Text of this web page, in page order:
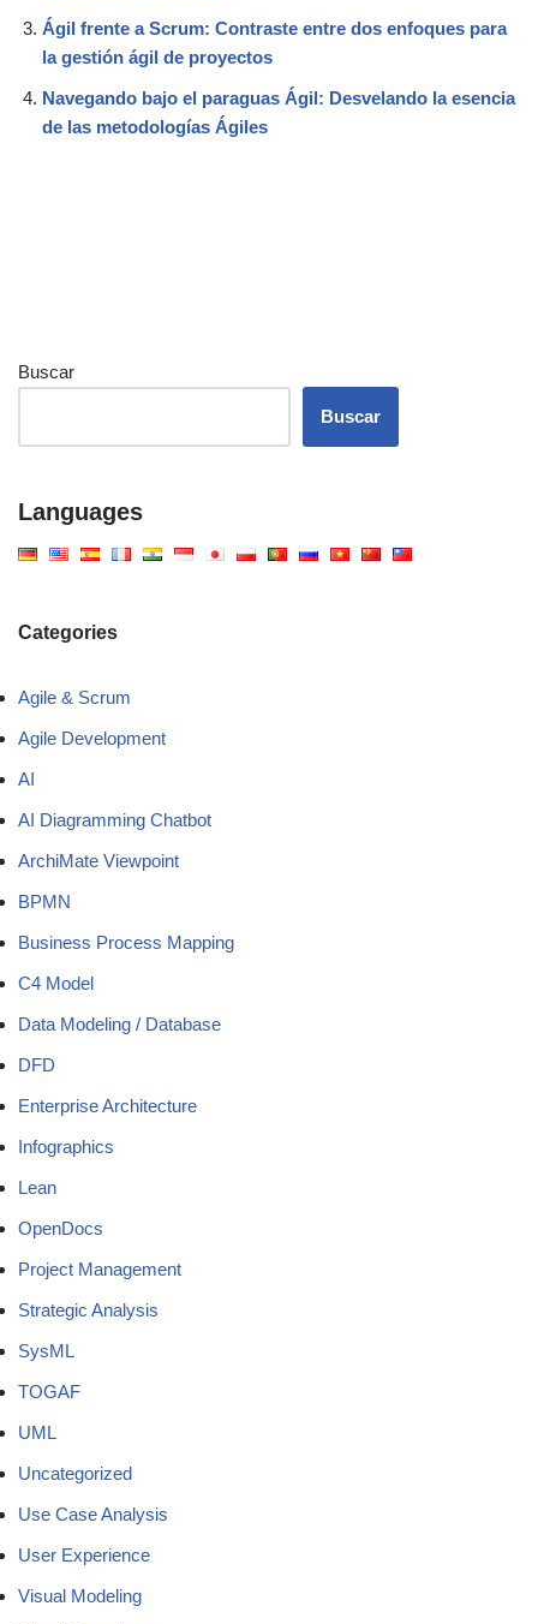
Ágil frente a Scrum: Contraste entre dos enfoques para
la gestión ágil de proyectos
Navegando bajo el paraguas Ágil: Desvelando la esencia
de las metodologías Ágiles
Buscar
Buscar
Languages
Categories
Agile & Scrum
Agile Development
AI
AI Diagramming Chatbot
ArchiMate Viewpoint
BPMN
Business Process Mapping
C4 Model
Data Modeling / Database
DFD
Enterprise Architecture
Infographics
Lean
OpenDocs
Project Management
Strategic Analysis
SysML
TOGAF
UML
Uncategorized
Use Case Analysis
User Experience
Visual Modeling